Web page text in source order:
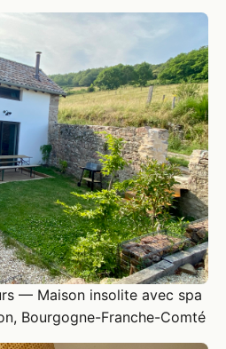
— Maison insolite avec spa
Bourgogne-Franche-Comté